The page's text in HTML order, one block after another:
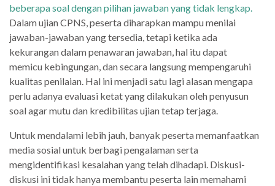
beberapa soal dengan pilihan jawaban yang tidak lengkap.
Dalam ujian CPNS, peserta diharapkan mampu menilai
jawaban-jawaban yang tersedia, tetapi ketika ada
kekurangan dalam penawaran jawaban, hal itu dapat
memicu kebingungan, dan secara langsung mempengaruhi
kualitas penilaian. Hal ini menjadi satu lagi alasan mengapa
perlu adanya evaluasi ketat yang dilakukan oleh penyusun
soal agar mutu dan kredibilitas ujian tetap terjaga.
Untuk mendalami lebih jauh, banyak peserta memanfaatkan
media sosial untuk berbagi pengalaman serta
mengidentifikasi kesalahan yang telah dihadapi. Diskusi-
diskusi ini tidak hanya membantu peserta lain memahami